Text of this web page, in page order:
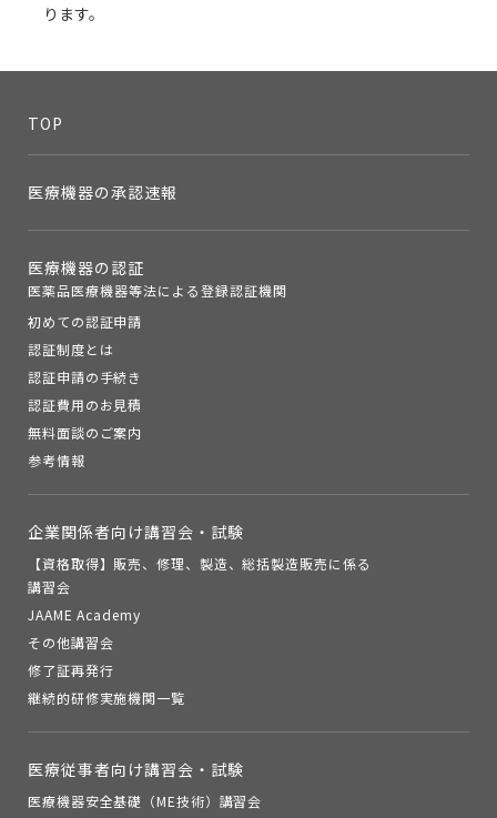
ります。
TOP
医療機器の承認速報
医療機器の認証
医薬品医療機器等法による登録認証機関
初めての認証申請
認証制度とは
認証申請の手続き
認証費用のお見積
無料面談のご案内
参考情報
企業関係者向け講習会・試験
【資格取得】販売、修理、製造、総括製造販売に係る
講習会
JAAME Academy
その他講習会
修了証再発行
継続的研修実施機関一覧
医療従事者向け講習会・試験
医療機器安全基礎（ME技術）講習会